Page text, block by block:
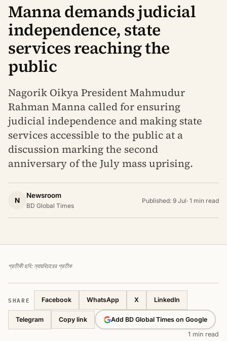
Manna demands judicial
independence, state
services reaching the
public
Nagorik Oikya President Mahmudur
Rahman Manna called for ensuring
judicial independence and making state
services accessible to the public at a
discussion marking the second
anniversary of the July mass uprising.
N
Newsroom
BD Global Times
Published: 9 Jul· 1 min read
প্রতীকী ছবি: ন্যায়বিচারের প্রতীক
SHARE Facebook WhatsApp X LinkedIn
Telegram Copy link
Add BD Global Times on Google
1 min read